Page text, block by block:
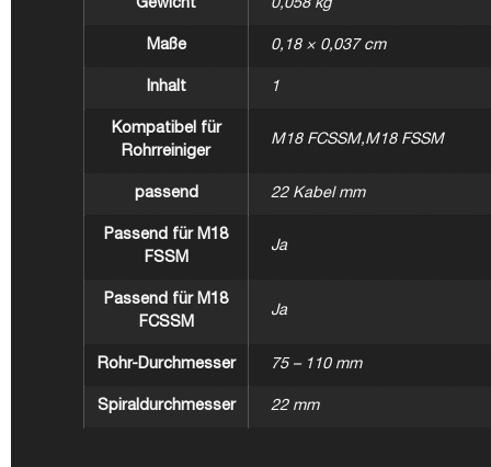
Gewicht 0,058 kg
Maße 0,18 × 0,037 cm
Inhalt 1
Kompatibel für
Rohrreiniger
M18 FCSSM,M18 FSSM
passend 22 Kabel mm
Passend für M18
FSSM
Ja
Passend für M18
FCSSM
Ja
Rohr-Durchmesser 75 – 110 mm
Spiraldurchmesser 22 mm